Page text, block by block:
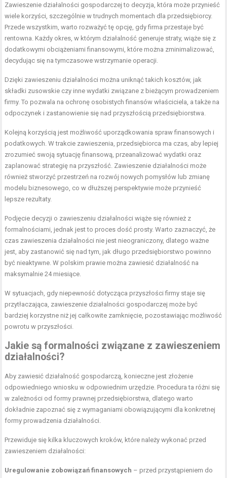
Zawieszenie działalności gospodarczej to decyzja, która może przynieść
wiele korzyści, szczególnie w trudnych momentach dla przedsiębiorcy.
Przede wszystkim, warto rozważyć tę opcję, gdy firma przestaje być
rentowna. Każdy okres, w którym działalność generuje straty, wiąże się z
dodatkowymi obciążeniami finansowymi, które można zminimalizować,
decydując się na tymczasowe wstrzymanie operacji.
Dzięki zawieszeniu działalności można uniknąć takich kosztów, jak
składki zusowskie czy inne wydatki związane z bieżącym prowadzeniem
firmy. To pozwala na ochronę osobistych finansów właściciela, a także na
odpoczynek i zastanowienie się nad przyszłością przedsiębiorstwa.
Kolejną korzyścią jest możliwość uporządkowania spraw finansowych i
podatkowych. W trakcie zawieszenia, przedsiębiorca ma czas, aby lepiej
zrozumieć swoją sytuację finansową, przeanalizować wydatki oraz
zaplanować strategię na przyszłość. Zawieszenie działalności może
również stworzyć przestrzeń na rozwój nowych pomysłów lub zmianę
modelu biznesowego, co w dłuższej perspektywie może przynieść
lepsze rezultaty.
Podjęcie decyzji o zawieszeniu działalności wiąże się również z
formalnościami, jednak jest to proces dość prosty. Warto zaznaczyć, że
czas zawieszenia działalności nie jest nieograniczony, dlatego ważne
jest, aby zastanowić się nad tym, jak długo przedsiębiorstwo powinno
być nieaktywne. W polskim prawie można zawiesić działalność na
maksymalnie 24 miesiące.
W sytuacjach, gdy niepewność dotycząca przyszłości firmy staje się
przytłaczająca, zawieszenie działalności gospodarczej może być
bardziej korzystne niż jej całkowite zamknięcie, pozostawiając możliwość
powrotu w przyszłości.
Jakie są formalności związane z zawieszeniem
działalności?
Aby zawiesić działalność gospodarczą, konieczne jest złożenie
odpowiedniego wniosku w odpowiednim urzędzie. Procedura ta różni się
w zależności od formy prawnej przedsiębiorstwa, dlatego warto
dokładnie zapoznać się z wymaganiami obowiązującymi dla konkretnej
formy prowadzenia działalności.
Przewiduje się kilka kluczowych kroków, które należy wykonać przed
zawieszeniem działalności:
Uregulowanie zobowiązań finansowych – przed przystąpieniem do